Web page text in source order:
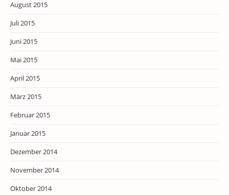
August 2015
Juli 2015
Juni 2015
Mai 2015
April 2015
März 2015
Februar 2015
Januar 2015
Dezember 2014
November 2014
Oktober 2014